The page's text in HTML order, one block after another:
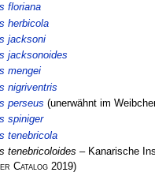
floriana
herbicola
jacksoni
jacksonoides
mengei
nigriventris
perseus (unerwähnt im
spiniger
tenebricola
tenebricoloides – Kanarische
Catalog 2019)